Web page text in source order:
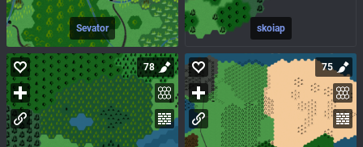
Sevator skoiap
78 75